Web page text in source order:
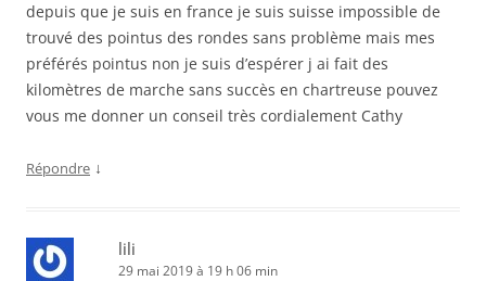
depuis que je suis en france je suis suisse impossible de
trouvé des pointus des rondes sans problème mais mes
préférés pointus non je suis d’espérer j ai fait des
kilomètres de marche sans succès en chartreuse pouvez
vous me donner un conseil très cordialement Cathy
Répondre ↓
lili
29 mai 2019 à 19 h 06 min